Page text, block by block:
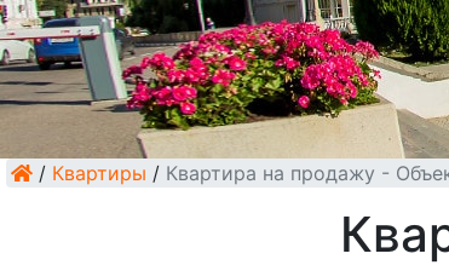
/ Квартиры / Квартира на продажу -